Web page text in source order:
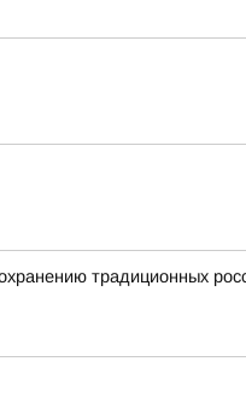
традиционных